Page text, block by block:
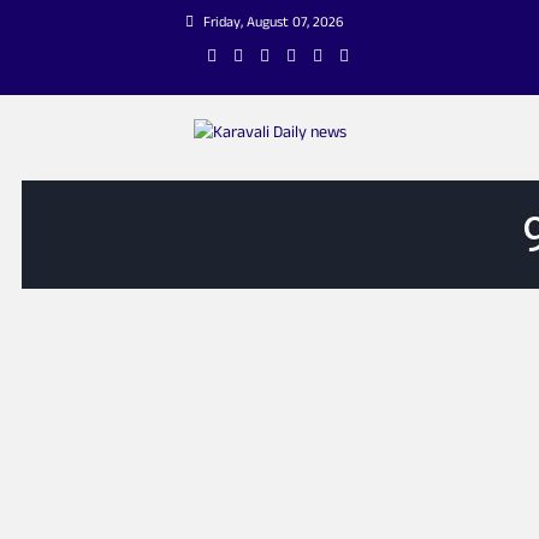
Friday, August 07, 2026
Karavali Daily news